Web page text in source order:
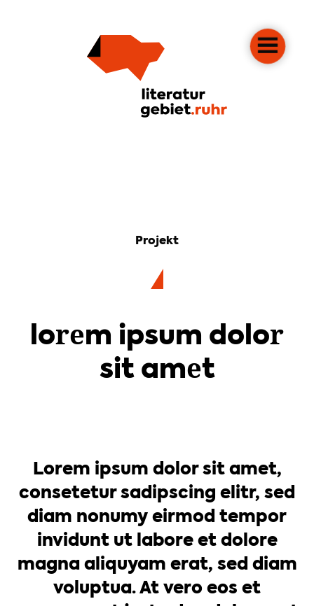
Projekt
lorem ipsum dolor
sit amet
Lorem ipsum dolor sit amet,
consetetur sadipscing elitr, sed
diam nonumy eirmod tempor
invidunt ut labore et dolore
magna aliquyam erat, sed diam
voluptua. At vero eos et